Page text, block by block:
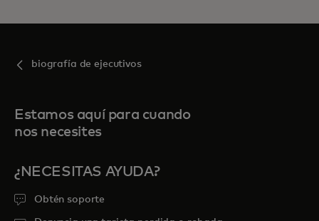
biografía de ejecutivos
Estamos aquí para cuando
nos necesites
¿NECESITAS AYUDA?
Obtén soporte